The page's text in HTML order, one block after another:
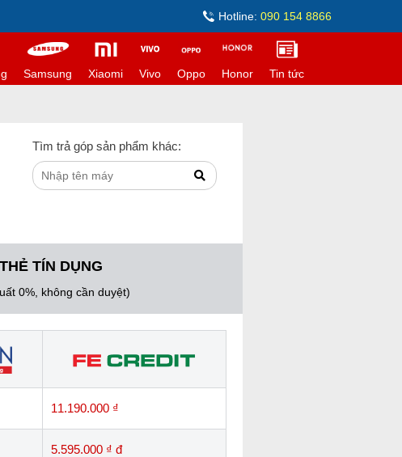
Hotline: 090 154 8866
Samsung Xiaomi Vivo Oppo Honor Tin tức
Tìm trả góp sản phẩm khác:
THẺ TÍN DỤNG
0%, không cần duyệt)
11.190.000 ₫
5.595.000 ₫ đ